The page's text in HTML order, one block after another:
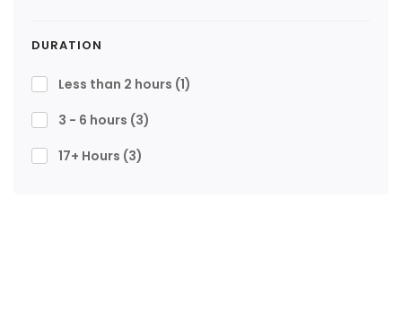
DURATION
Less than 2 hours (1)
3 - 6 hours (3)
17+ Hours (3)